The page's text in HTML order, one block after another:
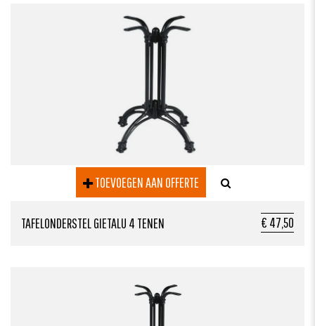
TOEVOEGEN AAN OFFERTE
€ 47,50
TAFELONDERSTEL GIETALU 4 TENEN